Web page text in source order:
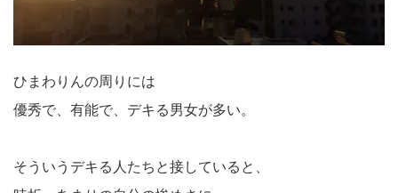
ひまわりんの周りには
優秀で、有能で、デキる男女が多い。
そういうデキる人たちと接していると、